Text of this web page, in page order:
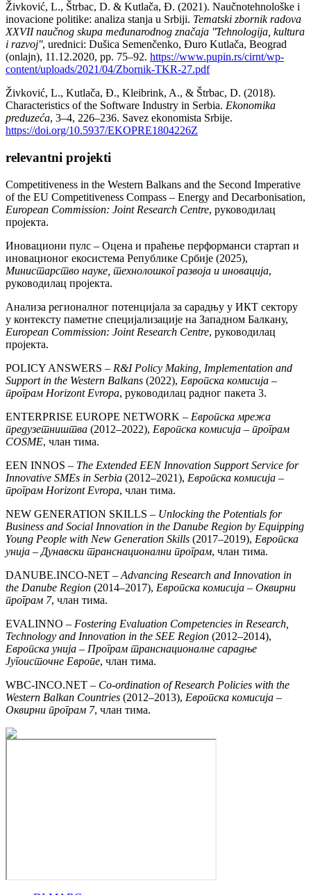
Živković, L., Štrbac, D. & Kutlača, Đ. (2021). Naučnotehnološke i
inovacione politike: analiza stanja u Srbiji. Tematski zbornik radova
XXVII naučnog skupa međunarodnog značaja ''Tehnologija, kultura
i razvoj'', urednici: Dušica Semenčenko, Đuro Kutlača, Beograd
(onlajn), 11.12.2020, pp. 75–92. https://www.pupin.rs/cirnt/wp-
content/uploads/2021/04/Zbornik-TKR-27.pdf
Živković, L., Kutlača, Đ., Kleibrink, A., & Štrbac, D. (2018).
Characteristics of the Software Industry in Serbia. Ekonomika
preduzeća, 3–4, 226–236. Savez ekonomista Srbije.
https://doi.org/10.5937/EKOPRE1804226Z
relevantni projekti
Competitiveness in the Western Balkans and the Second Imperative
of the EU Competitiveness Compass – Energy and Decarbonisation,
European Commission: Joint Research Centre, руководилац
пројекта.
Иновациони пулс – Оцена и праћење перформанси стартап и
иновационог екосистема Републике Србије (2025),
Министарство науке, технолошког развоја и иновација,
руководилац пројекта.
Анализа регионалног потенцијала за сарадњу у ИКТ сектору
у контексту паметне специјализације на Западном Балкану,
European Commission: Joint Research Centre, руководилац
пројекта.
POLICY ANSWERS – R&I Policy Making, Implementation and
Support in the Western Balkans (2022), Европска комисија –
програм Horizont Evropa, руководилац радног пакета 3.
ENTERPRISE EUROPE NETWORK – Европска мрежа
предузетништва (2012–2022), Европска комисија – програм
COSME, члан тима.
EEN INNOS – The Extended EEN Innovation Support Service for
Innovative SMEs in Serbia (2012–2021), Европска комисија –
програм Horizont Evropa, члан тима.
NEW GENERATION SKILLS – Unlocking the Potentials for
Business and Social Innovation in the Danube Region by Equipping
Young People with New Generation Skills (2017–2019), Европска
унија – Дунавски транснационални програм, члан тима.
DANUBE.INCO-NET – Advancing Research and Innovation in
the Danube Region (2014–2017), Европска комисија – Оквирни
програм 7, члан тима.
EVALINNO – Fostering Evaluation Competencies in Research,
Technology and Innovation in the SEE Region (2012–2014),
Европска унија – Програм транснационалне сарадње
Југоисточне Европе, члан тима.
WBC-INCO.NET – Co-ordination of Research Policies with the
Western Balkan Countries (2012–2013), Европска комисија –
Оквирни програм 7, члан тима.